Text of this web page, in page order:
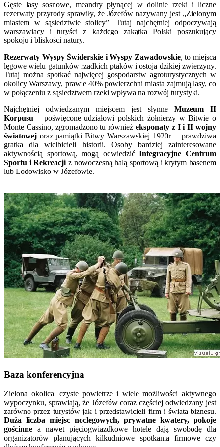
Gęste lasy sosnowe, meandry płynącej w dolinie rzeki i liczne
rezerwaty przyrody sprawiły, że Józefów nazywany jest „Zielonym
miastem w sąsiedztwie stolicy”. Tutaj najchętniej odpoczywają
warszawiacy i turyści z każdego zakątka Polski poszukujący
spokoju i bliskości natury.
Rezerwaty Wyspy Świderskie i Wyspy Zawadowskie, to miejsca
lęgowe wielu gatunków rzadkich ptaków i ostoja dzikiej zwierzyny.
Tutaj można spotkać najwięcej gospodarstw agroturystycznych w
okolicy Warszawy, prawie 40% powierzchni miasta zajmują lasy, co
w połączeniu z sąsiedztwem rzeki wpływa na rozwój turystyki.
Najchętniej odwiedzanym miejscem jest słynne Muzeum II
Korpusu – poświęcone udziałowi polskich żołnierzy w Bitwie o
Monte Cassino, zgromadzono tu również eksponaty z I i II wojny
światowej oraz pamiątki Bitwy Warszawskiej 1920r. – prawdziwa
gratka dla wielbicieli historii. Osoby bardziej zainteresowane
aktywnością sportową, mogą odwiedzićIntegracyjne Centrum
Sportu i Rekreacji z nowoczesną halą sportową i krytym basenem
lub Lodowisko w Józefowie.
Baza konferencyjna
Zielona okolica, czyste powietrze i wiele możliwości aktywnego
wypoczynku, sprawiają, że Józefów coraz częściej odwiedzany jest
zarówno przez turystów jak i przedstawicieli firm i świata biznesu.
Duża liczba miejsc noclegowych, prywatne kwatery, pokoje
gościnne a nawet pięciogwiazdkowe hotele dają swobodę dla
organizatorów planujących kilkudniowe spotkania firmowe czy